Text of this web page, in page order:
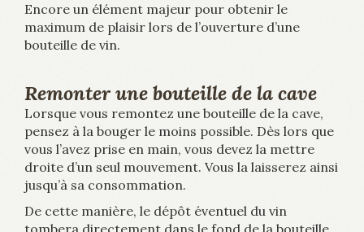
Encore un élément majeur pour obtenir le
maximum de plaisir lors de l’ouverture d’une
bouteille de vin.
Remonter une bouteille de la cave
Lorsque vous remontez une bouteille de la cave,
pensez à la bouger le moins possible. Dès lors que
vous l’avez prise en main, vous devez la mettre
droite d’un seul mouvement. Vous la laisserez ainsi
jusqu’à sa consommation.
De cette manière, le dépôt éventuel du vin